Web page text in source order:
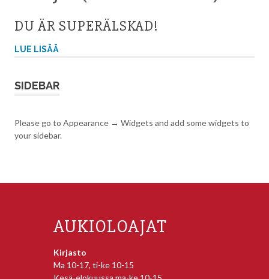
DU ÄR SUPERÄLSKAD!
LUE LISÄÄ
SIDEBAR
Please go to Appearance → Widgets and add some widgets to
your sidebar.
AUKIOLOAJAT
Kirjasto
Ma 10-17, ti-ke 10-15